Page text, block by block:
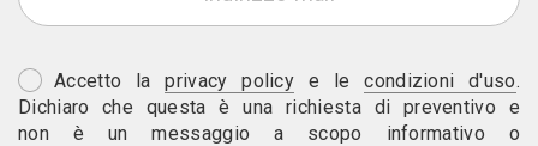
Accetto laprivacy policy e lecondizioni d'uso.
Dichiaro che questa è una richiesta di preventivo e
non è un messaggio a scopo informativo o